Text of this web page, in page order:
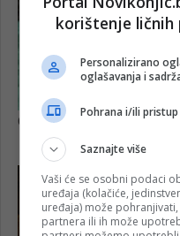
korištenje ličnih
Personalizirano
oglašavanja i
Pohrana i/ili
Saznajte više
Vaši će se osobni podaci
uređaja (kolačiće,
uređaja) može
partnera ili ih može